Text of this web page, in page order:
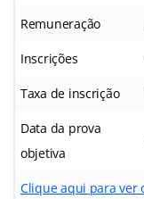
Remuneração
Inscrições
Taxa de inscrição
Data da prova
objetiva
Clique aqui para ver